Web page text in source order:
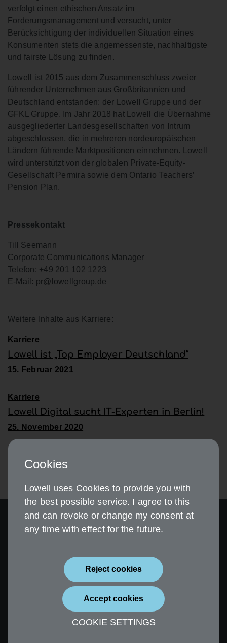
verfolgt einen ethischen Ansatz im
Forderungsmanagement und versucht, unter
Berücksichtigung der individuellen Situation eines
Konsumenten stets die angemessenste, nachhaltigste
und fairste Lösung zu finden.
Lowell ist 2015 aus dem Zusammenschluss zweier
führender Unternehmen aus Großbritannien und
Deutschland entstanden: der Lowell Gruppe und der
GFKL Gruppe. Im Jahr 2018 hat Lowell die Übernahme
ausgegliederter Landesgesellschaften von Intrum
abgeschlossen, die in mehreren nordeuropäischen
Ländern führende Marktpositionen einnehmen. Lowell
wird unterstützt von der globalen Private-Equity-
Gesellschaft Permira sowie dem Ontario Teachers’
Pension Plan.
Pressekontakt
Till Seemann
Corporate Communications Manager
Telefon: +49 201 102 1223
E-Mail: pr@lowellgroup.de
Weitere Inhalte aus Karriere:
Karriere
Lowell ist „Top Employer Deutschland“
15. Februar 2021
Karriere
Lowell Digital sucht IT-Experten in Berlin!
25. November 2020
Impressum
Erklärung zur
Cookies
Lowell uses Cookies to provide you with
the best possible service. I agree to this
and can revoke or change my consent at
any time with effect for the future.
Reject cookies
Accept cookies
COOKIE SETTINGS